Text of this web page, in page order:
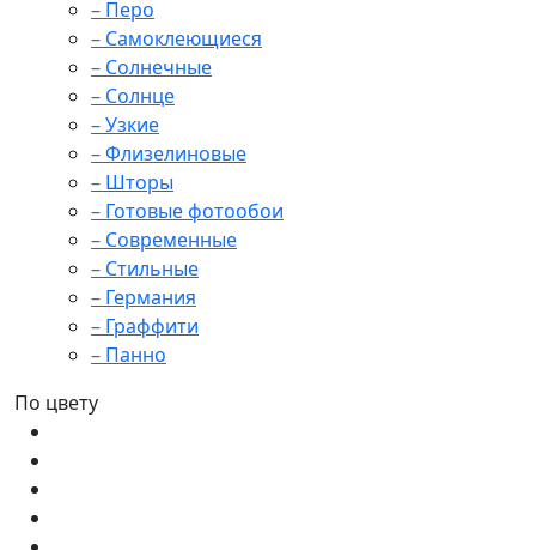
– Перо
– Самоклеющиеся
– Солнечные
– Солнце
– Узкие
– Флизелиновые
– Шторы
– Готовые фотообои
– Современные
– Стильные
– Германия
– Граффити
– Панно
По цвету